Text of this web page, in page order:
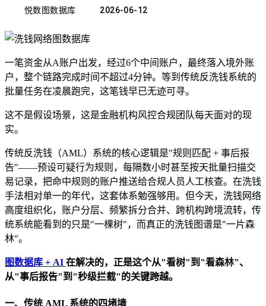
悦数图数据库 2026-06-12
一笔资金从A账户出发，经过6个中间账户，最终落入境外账
户，整个链路完成时间不超过4分钟。等到传统反洗钱系统的
批量任务在凌晨跑完，这笔钱早已无迹可寻。
这不是假设场景，这是金融机构风控合规团队每天面对的现
实。
传统反洗钱（AML）系统的核心逻辑是"规则匹配 + 事后报
告"——预设可疑行为规则，每隔数小时甚至按天批量扫描交
易记录，把命中规则的账户推送给合规人员人工核查。在洗钱
手法相对单一的年代，这套体系勉强够用。但今天，洗钱网络
高度组织化，账户分层、频繁拆分合并、跨机构跨境流转，传
统系统能看到的只是"一棵树"，而真正的洗钱图谱是"一片森
林"。
图数据库 + AI 在解决的，正是这个从"看树"到"看森林"、
从"事后报告"到"秒级拦截"的关键跨越。
一、传统 AML 系统的四堵墙